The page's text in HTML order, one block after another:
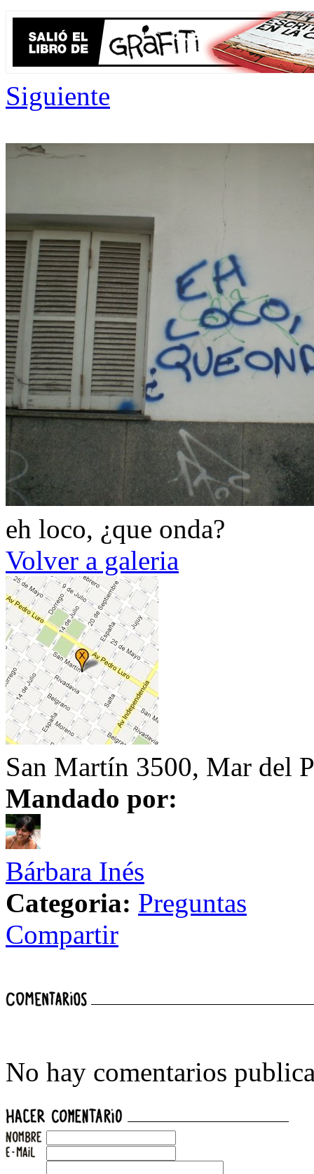
Siguiente
eh loco, ¿que onda?
Volver a galeria
San Martín 3500, Mar del
Mandado por:
Bárbara Inés
Categoria: Preguntas
Compartir
No hay comentarios